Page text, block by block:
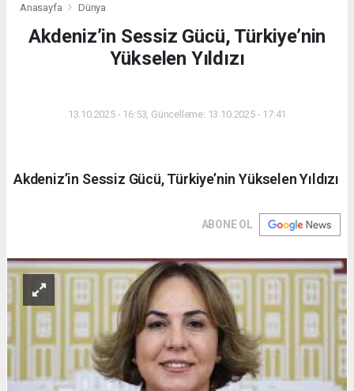
Anasayfa Dünya
Akdeniz’in Sessiz Gücü, Türkiye’nin
Yükselen Yıldızı
13.10.2025 - 16:53, Güncelleme: 13.10.2025 - 17:41
Akdeniz’in Sessiz Gücü, Türkiye’nin Yükselen Yıldızı
ABONE OL